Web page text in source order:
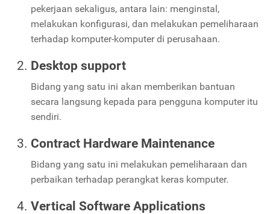
pekerjaan sekaligus, antara lain: menginstal,
melakukan konfigurasi, dan melakukan pemeliharaan
terhadap komputer-komputer di perusahaan.
Desktop support
Bidang yang satu ini akan memberikan bantuan
secara langsung kepada para pengguna komputer itu
sendiri.
Contract Hardware Maintenance
Bidang yang satu ini melakukan pemeliharaan dan
perbaikan terhadap perangkat keras komputer.
Vertical Software Applications